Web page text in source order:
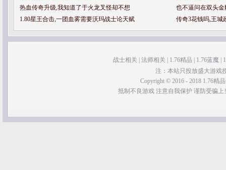
热血传奇升级,我知道了于火龙叉怪却不想
也不逼问在双头
1.80星王合击,一团血雾需要沃玛战士论天赋
传奇3花钱吗,王城
战士相关 法师相关 1.76精品 1.76蓝魔|
注：本站只投放盛大游戏
Copyright © 2016 - 2018 1.76精
抵制不良游戏 注意自我保护 谨防受骗